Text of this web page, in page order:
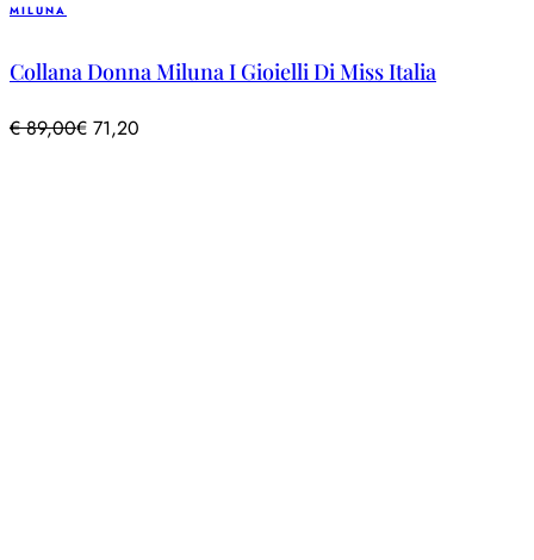
MILUNA
Collana Donna Miluna I Gioielli Di Miss Italia
€89,00€ 71,20